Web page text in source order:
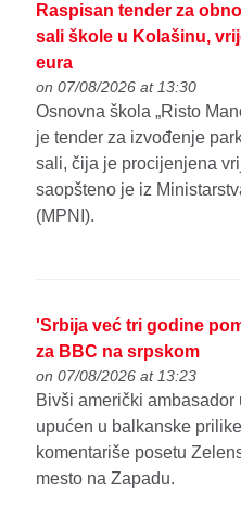
Raspisan tender za
sali škole u Kolašinu,
eura
on 07/08/2026 at 13:30
Osnovna škola „Risto
je tender za izvođenje
sali, čija je procijenjena
saopšteno je iz
(MPNI).
'Srbija već tri godine
za BBC na srpskom
on 07/08/2026 at 13:23
Bivši američki
upućen u balkanske
komentariše posetu
mesto na Zapadu.